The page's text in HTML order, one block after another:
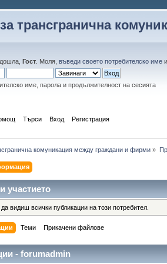
трансгранична
Гост . Моля,въведи своето потребителско име
име, парола и продължителност на сесията
Търси Вход Регистрация
комуникация между граждани и фирми »
участието
видиш всички публикации на този потребител.
Теми Прикачени файлове
- forumadmin